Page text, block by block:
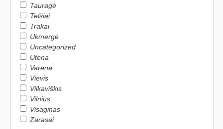
Tauragė
Telšiai
Trakai
Ukmergė
Uncategorized
Utena
Varėna
Vievis
Vilkaviškis
Vilnius
Visaginas
Zarasai